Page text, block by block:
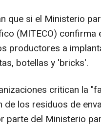
que si el Ministerio
(MITECO) confirma
productores a
botellas y 'bricks'.
critican la
los residuos de
parte del Ministerio